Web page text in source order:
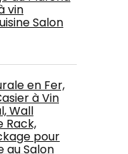
vin
Salon
en Fer,
à Vin
Wall
Rack,
pour
au Salon